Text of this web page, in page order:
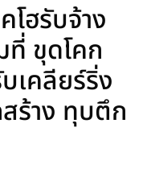
โฮรับจ้าง
ที่ ขุดโคก
เคลียร์ริ่ง
ร้าง ทุบตึก